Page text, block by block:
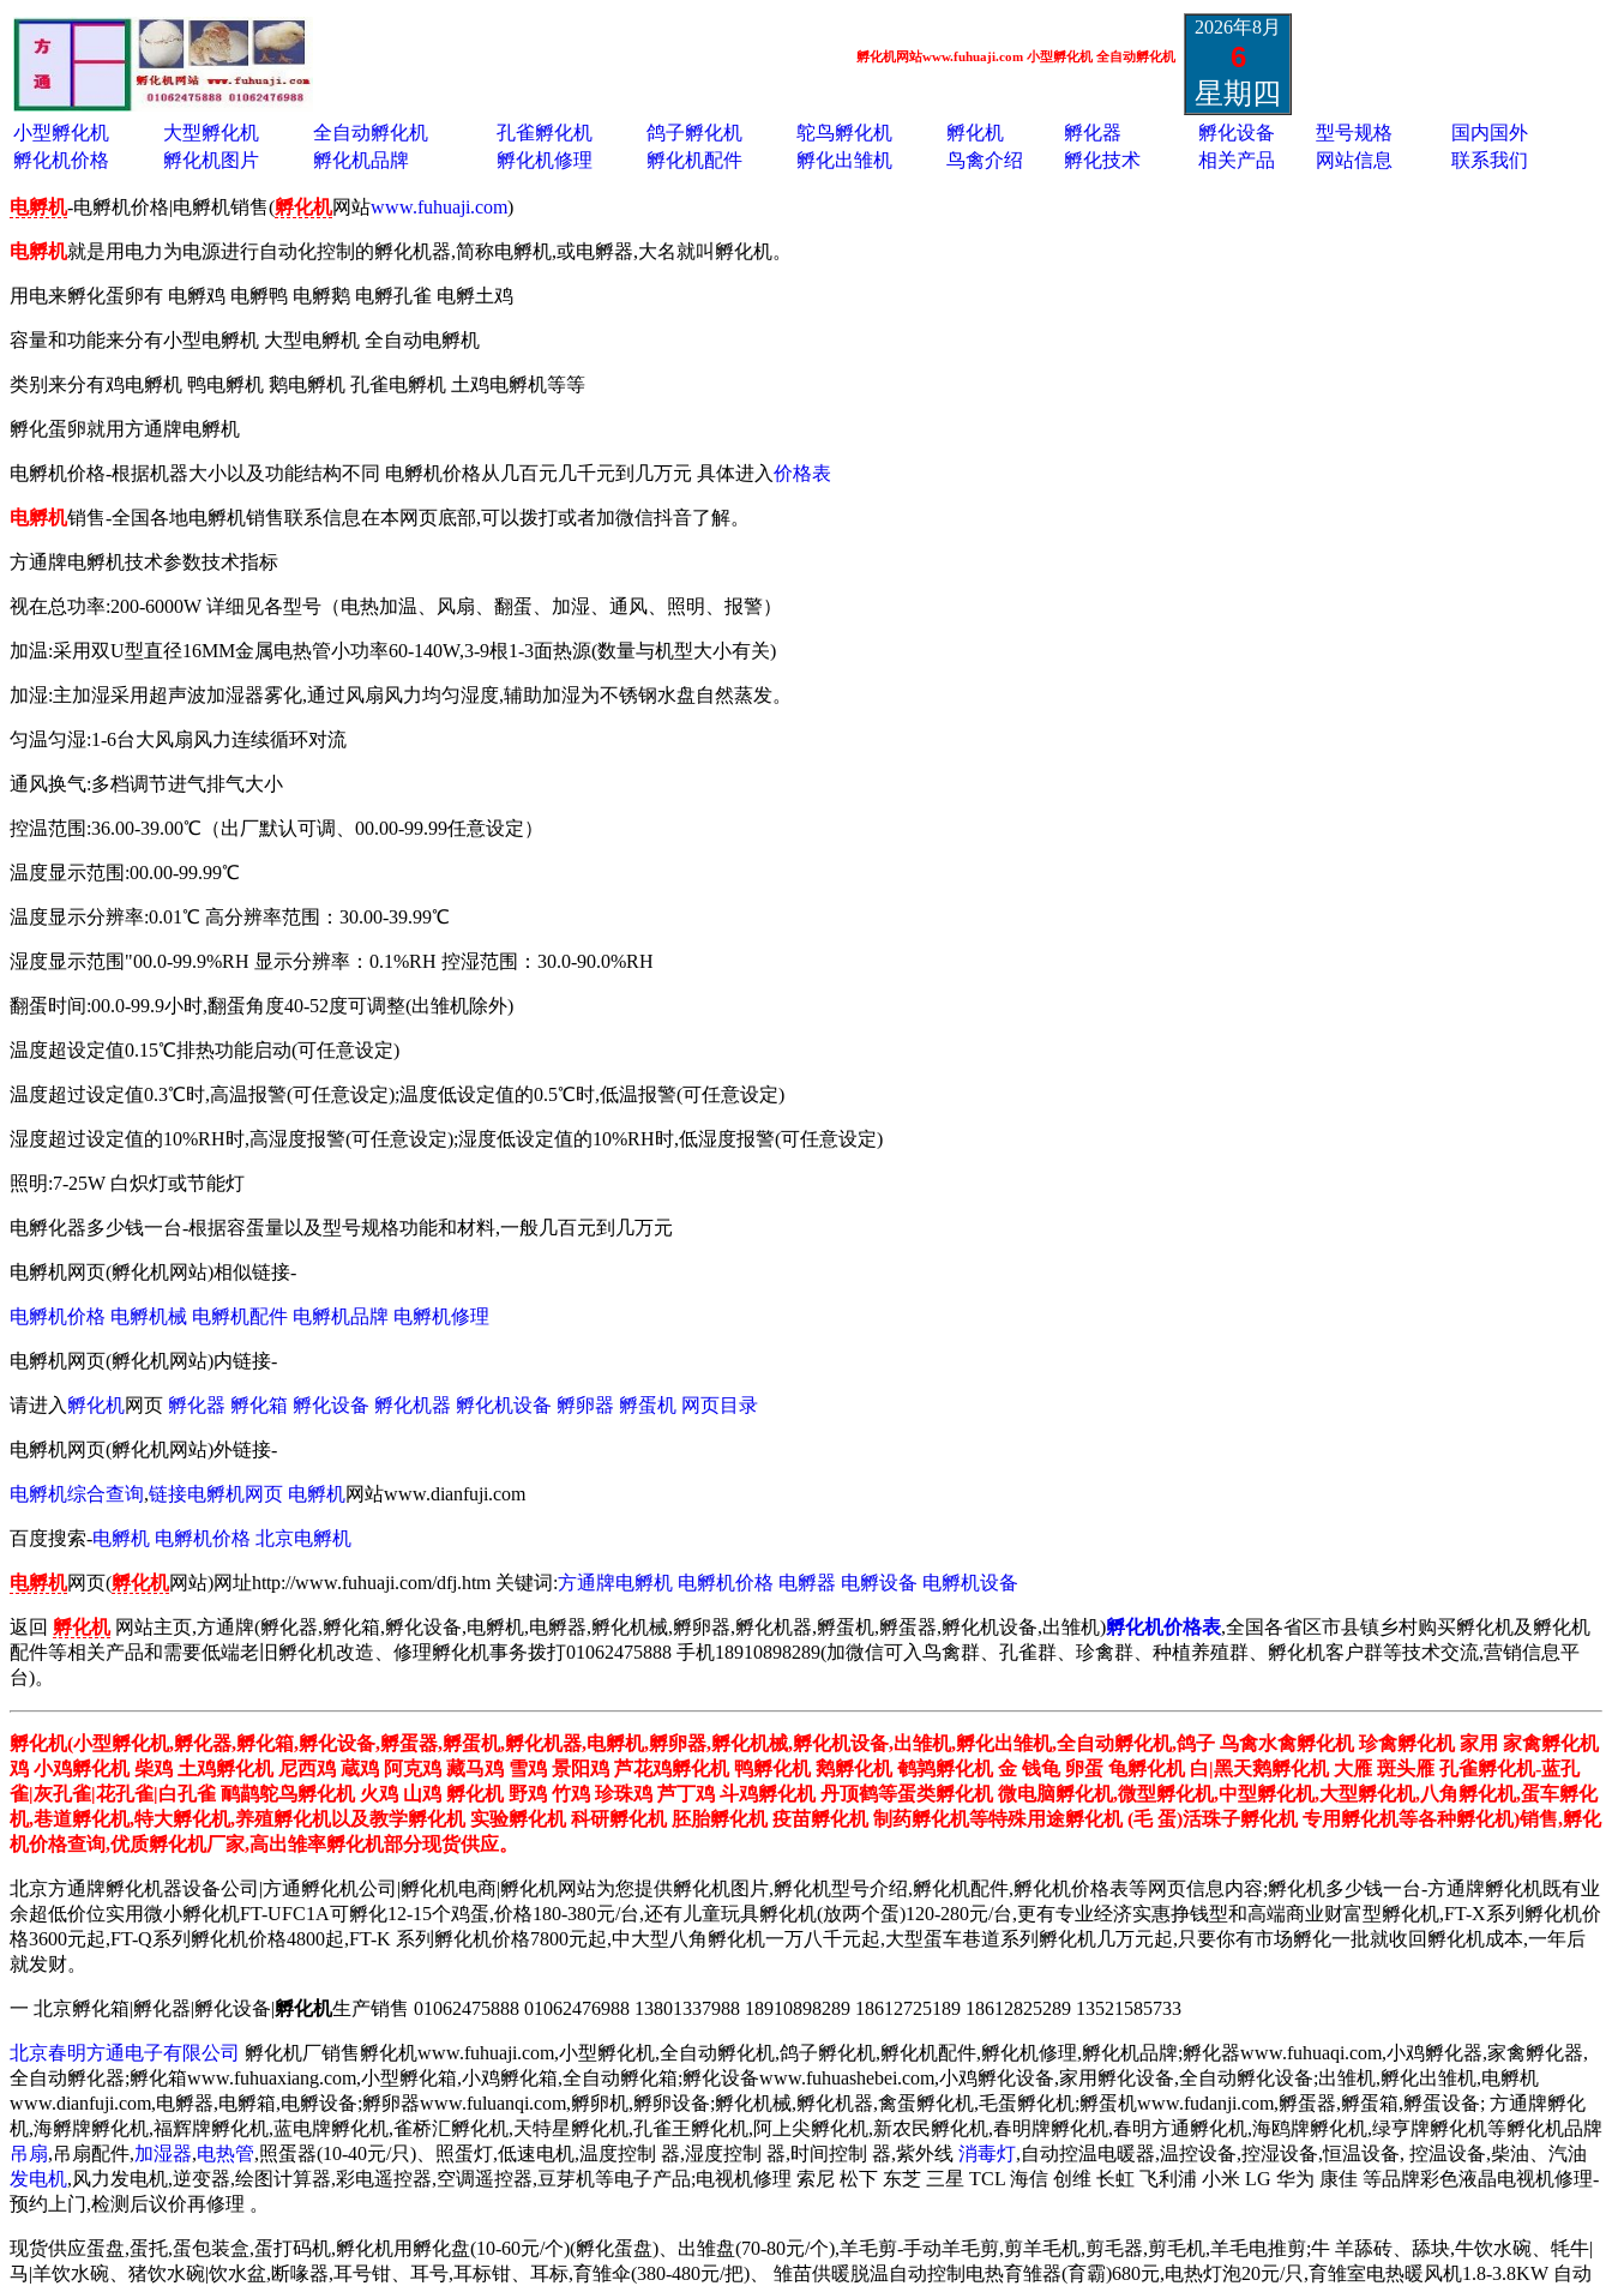
孵化机网站www.fuhuaji.com 小型孵化机 全自动孵化机 小鸡鸭鹅孔雀孵化机 鸵鸟黑天鹅孵化机 蛋类胚胎疫苗孵化机 13801337988
2026年8月
6
星期四
小型孵化机 大型孵化机 全自动孵化机 孔雀孵化机 鸽子孵化机 鸵鸟孵化机 孵化机 孵化器 孵化设备 型号规格
国内国外
孵化机价格
孵化机图片 孵化机品牌 孵化机修理 孵化机配件 孵化出雏机 鸟禽介绍 孵化技术 相关产品 网站信息 联系我们
电孵机-电孵机价格|电孵机销售(孵化机网站www.fuhuaji.com)
电孵机就是用电力为电源进行自动化控制的孵化机器,简称电孵机,或电孵器,大名就叫孵化机。
用电来孵化蛋卵有 电孵鸡 电孵鸭 电孵鹅 电孵孔雀 电孵土鸡
容量和功能来分有小型电孵机 大型电孵机 全自动电孵机
类别来分有鸡电孵机 鸭电孵机 鹅电孵机 孔雀电孵机 土鸡电孵机等等
孵化蛋卵就用方通牌电孵机
电孵机价格-根据机器大小以及功能结构不同 电孵机价格从几百元几千元到几万元 具体进入价格表
电孵机销售-全国各地电孵机销售联系信息在本网页底部,可以拨打或者加微信抖音了解。
方通牌电孵机技术参数技术指标
视在总功率:200-6000W 详细见各型号（电热加温、风扇、翻蛋、加湿、通风、照明、报警）
加温:采用双U型直径16MM金属电热管小功率60-140W,3-9根1-3面热源(数量与机型大小有关)
加湿:主加湿采用超声波加湿器雾化,通过风扇风力均匀湿度,辅助加湿为不锈钢水盘自然蒸发。
匀温匀湿:1-6台大风扇风力连续循环对流
通风换气:多档调节进气排气大小
控温范围:36.00-39.00℃（出厂默认可调、00.00-99.99任意设定）
温度显示范围:00.00-99.99℃
温度显示分辨率:0.01℃ 高分辨率范围：30.00-39.99℃
湿度显示范围"00.0-99.9%RH 显示分辨率：0.1%RH 控湿范围：30.0-90.0%RH
翻蛋时间:00.0-99.9小时,翻蛋角度40-52度可调整(出雏机除外)
温度超设定值0.15℃排热功能启动(可任意设定)
温度超过设定值0.3℃时,高温报警(可任意设定);温度低设定值的0.5℃时,低温报警(可任意设定)
湿度超过设定值的10%RH时,高湿度报警(可任意设定);湿度低设定值的10%RH时,低湿度报警(可任意设定)
照明:7-25W 白炽灯或节能灯
电孵化器多少钱一台-根据容蛋量以及型号规格功能和材料,一般几百元到几万元
电孵机网页(孵化机网站)相似链接-
电孵机价格 电孵机械 电孵机配件 电孵机品牌 电孵机修理
电孵机网页(孵化机网站)内链接-
请进入 孵化机网页 孵化器 孵化箱 孵化设备 孵化机器 孵化机设备 孵卵器 孵蛋机 网页目录
电孵机网页(孵化机网站)外链接-
电孵机综合查询,链接电孵机网页 电孵机网站www.dianfuji.com
百度搜索-电孵机 电孵机价格 北京电孵机
电孵机网页(孵化机网站)网址http://www.fuhuaji.com/dfj.htm 关键词:方通牌电孵机 电孵机价格 电孵器 电孵设备 电孵机设备
返回 孵化机网站主页,方通牌(孵化器,孵化箱,孵化设备,电孵机,电孵器,孵化机械,孵卵器,孵化机器,孵蛋机,孵蛋器,孵化机设备,出雏机)孵化机价格表,全国各省区市县镇乡村购买孵化机及孵化机
配件等相关产品和需要低端老旧孵化机改造、修理孵化机事务拨打01062475888 手机18910898289(加微信可入鸟禽群、孔雀群、珍禽群、种植养殖群、孵化机客户群等技术交流,营销信息平
台)。
孵化机(小型孵化机,孵化器,孵化箱,孵化设备,孵蛋器,孵蛋机,孵化机器,电孵机,孵卵器,孵化机械,孵化机设备,出雏机,孵化出雏机,全自动孵化机,鸽子 鸟禽水禽孵化机 珍禽孵化机 家用 家禽孵化机
鸡 小鸡孵化机 柴鸡 土鸡孵化机 尼西鸡 蔵鸡 阿克鸡 藏马鸡 雪鸡 景阳鸡 芦花鸡孵化机 鸭孵化机 鹅孵化机 鹌鹑孵化机 金 钱龟 卵蛋 龟孵化机 白|黑天鹅孵化机 大雁 斑头雁 孔雀孵化机-蓝孔
雀|灰孔雀|花孔雀|白孔雀 鸸鹋鸵鸟孵化机 火鸡 山鸡 孵化机 野鸡 竹鸡 珍珠鸡 芦丁鸡 斗鸡孵化机 丹顶鹤等蛋类孵化机 微电脑孵化机,微型孵化机,中型孵化机,大型孵化机,八角孵化机,蛋车孵化
机,巷道孵化机,特大孵化机,养殖孵化机以及教学孵化机 实验孵化机 科研孵化机 胚胎孵化机 疫苗孵化机 制药孵化机等特殊用途孵化机 (毛 蛋)活珠子孵化机 专用孵化机等各种孵化机)销售,孵化
机价格查询,优质孵化机厂家,高出雏率孵化机部分现货供应。
北京方通牌孵化机器设备公司|方通孵化机公司|孵化机电商|孵化机网站为您提供孵化机图片,孵化机型号介绍,孵化机配件,孵化机价格表等网页信息内容;孵化机多少钱一台-方通牌孵化机既有业
余超低价位实用微小孵化机FT-UFC1A可孵化12-15个鸡蛋,价格180-380元/台,还有儿童玩具孵化机(放两个蛋)120-280元/台,更有专业经济实惠挣钱型和高端商业财富型孵化机,FT-X系列孵化机价
格3600元起,FT-Q系列孵化机价格4800起,FT-K 系列孵化机价格7800元起,中大型八角孵化机一万八千元起,大型蛋车巷道系列孵化机几万元起,只要你有市场孵化一批就收回孵化机成本,一年后
就发财。
一 北京孵化箱|孵化器|孵化设备|孵化机生产销售 01062475888 01062476988 13801337988 18910898289 18612725189 18612825289 13521585733
北京春明方通电子有限公司 孵化机厂销售孵化机www.fuhuaji.com,小型孵化机,全自动孵化机,鸽子孵化机,孵化机配件,孵化机修理,孵化机品牌;孵化器www.fuhuaqi.com,小鸡孵化器,家禽孵化器,
全自动孵化器;孵化箱www.fuhuaxiang.com,小型孵化箱,小鸡孵化箱,全自动孵化箱;孵化设备www.fuhuashebei.com,小鸡孵化设备,家用孵化设备,全自动孵化设备;出雏机,孵化出雏机,电孵机
www.dianfuji.com,电孵器,电孵箱,电孵设备;孵卵器www.fuluanqi.com,孵卵机,孵卵设备;孵化机械,孵化机器,禽蛋孵化机,毛蛋孵化机;孵蛋机www.fudanji.com,孵蛋器,孵蛋箱,孵蛋设备; 方通牌孵化
机,海孵牌孵化机,福辉牌孵化机,蓝电牌孵化机,雀桥汇孵化机,天特星孵化机,孔雀王孵化机,阿上尖孵化机,新农民孵化机,春明牌孵化机,春明方通孵化机,海鸥牌孵化机,绿亨牌孵化机等孵化机品牌
吊扇,吊扇配件,加湿器,电热管,照蛋器(10-40元/只)、照蛋灯,低速电机,温度控制 器,湿度控制 器,时间控制 器,紫外线 消毒灯,自动控温电暖器,温控设备,控湿设备,恒温设备, 控温设备,柴油、汽油
发电机,风力发电机,逆变器,绘图计算器,彩电遥控器,空调遥控器,豆芽机等电子产品;电视机修理 索尼 松下 东芝 三星 TCL 海信 创维 长虹 飞利浦 小米 LG 华为 康佳 等品牌彩色液晶电视机修理-
预约上门,检测后议价再修理 。
现货供应蛋盘,蛋托,蛋包装盒,蛋打码机,孵化机用孵化盘(10-60元/个)(孵化蛋盘)、出雏盘(70-80元/个),羊毛剪-手动羊毛剪,剪羊毛机,剪毛器,剪毛机,羊毛电推剪;牛 羊舔砖、舔块,牛饮水碗、牦牛|
马|羊饮水碗、猪饮水碗|饮水盆,断喙器,耳号钳、耳号,耳标钳、耳标,育雏伞(380-480元/把)、 雏苗供暖脱温自动控制电热育雏器(育霸)680元,电热灯泡20元/只,育雏室电热暖风机1.8-3.8KW 自动